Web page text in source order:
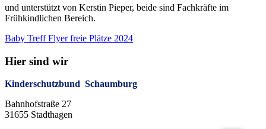
und unterstützt von Kerstin Pieper, beide sind Fachkräfte im
Frühkindlichen Bereich.
Baby Treff Flyer freie Plätze 2024
Hier sind wir
Kinderschutzbund Schaumburg
Bahnhofstraße 27
31655 Stadthagen